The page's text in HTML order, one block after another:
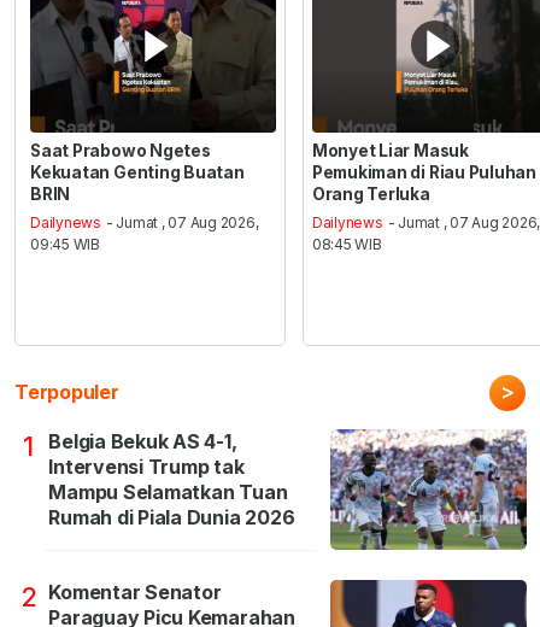
Saat Prabowo Ngetes
Kekuatan Genting Buatan
BRIN
Dailynews - Jumat , 07 Aug 2026,
09:45 WIB
Monyet Liar Masuk
Pemukiman di Riau Puluhan
Orang Terluka
Dailynews - Jumat , 07 Aug 2026,
08:45 WIB
Terpopuler >
1
Belgia Bekuk AS 4-1,
Intervensi Trump tak
Mampu Selamatkan Tuan
Rumah di Piala Dunia 2026
2 Komentar Senator
Paraguay Picu Kemarahan